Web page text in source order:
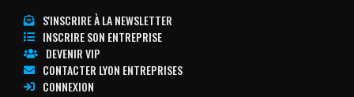
S'INSCRIRE À LA NEWSLETTER
INSCRIRE SON ENTREPRISE
DEVENIR VIP
CONTACTER LYON ENTREPRISES
CONNEXION